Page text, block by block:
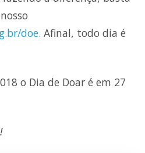
doe. Afinal, todo dia é
o Dia de Doar é em 27